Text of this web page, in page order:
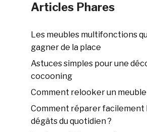
Articles Phares
Les meubles multifonctions
gagner de la place
Astuces simples pour une
cocooning
Comment relooker un
Comment réparer facilement
dégâts du quotidien ?